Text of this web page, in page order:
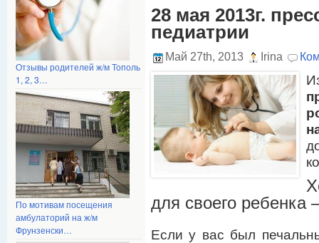
Отзывы родителей ж/м Тополь
1, 2, 3…
По мотивам посещения
амбулаторий на ж/м
Фрунзенски…
28 мая 2013г.
педиатрии
Май 27th, 2013 Irina
для своего
Если у вас был